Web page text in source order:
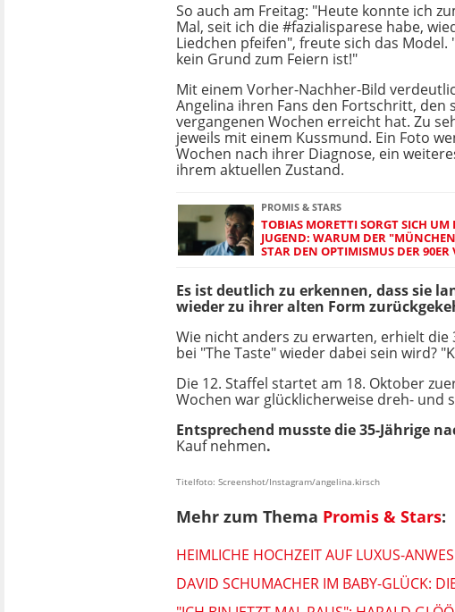
So auch am Freitag: "Heute konnte ich
Mal, seit ich die #fazialisparese habe,
Liedchen pfeifen", freute sich das Model.
kein Grund zum Feiern ist!"
Mit einem Vorher-Nachher-Bild
Angelina ihren Fans den Fortschritt, den
vergangenen Wochen erreicht hat. Zu
jeweils mit einem Kussmund. Ein Foto
Wochen nach ihrer Diagnose, ein
ihrem aktuellen Zustand.
PROMIS & STARS
TOBIAS MORETTI SORGT SICH UM
JUGEND: WARUM DER
STAR DEN OPTIMISMUS DER 90ER
Es ist deutlich zu erkennen, dass sie
wieder zu ihrer alten Form
Wie nicht anders zu erwarten, erhielt die
bei "The Taste" wieder dabei sein wird?
Die 12. Staffel startet am 18. Oktober
Wochen war glücklicherweise dreh- und
Entsprechend musste die 35-Jährige
Kauf nehmen.
Titelfoto: Screenshot/Instagram/angelina.kirsch
Mehr zum Thema Promis & Stars:
HEIMLICHE HOCHZEIT AUF LUXUS-
DAVID SCHUMACHER IM BABY-GLÜCK: